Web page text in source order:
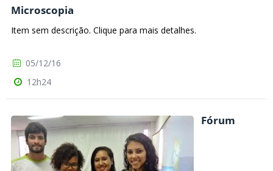
Microscopia
Item sem descrição. Clique para mais detalhes.
05/12/16
12h24
Fórum